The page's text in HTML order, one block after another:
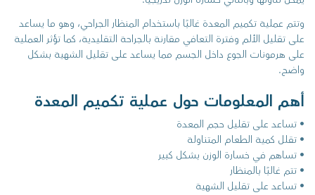
وتتم عملية تكميم المعدة غالبًا باستخدام المنظار الجراحي، وهو ما يساعد
على تقليل الألم وفترة التعافي مقارنة بالجراحة التقليدية، كما تؤثر العملية
على هرمونات الجوع داخل الجسم مما يساعد على تقليل الشهية بشكل
واضح.
أهم المعلومات حول عملية تكميم المعدة
• تساعد على تقليل حجم المعدة
• تقلل كمية الطعام المتناولة
• تساهم في خسارة الوزن بشكل كبير
• تتم غالبًا بالمنظار
• تساعد على تقليل الشهية